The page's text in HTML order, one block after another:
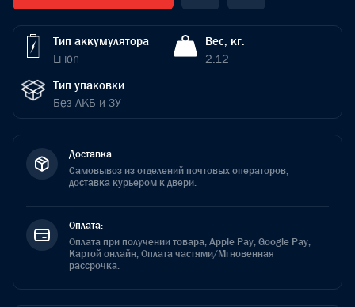
Тип аккумулятора
Li-ion
Вес, кг.
2.12
Тип упаковки
Без АКБ и ЗУ
Доставка:
Самовывоз из отделений почтовых операторов,
доставка курьером к двери.
Оплата:
Оплата при получении товара, Apple Pay, Google Pay,
Картой онлайн, Оплата частями/Мгновенная
рассрочка.